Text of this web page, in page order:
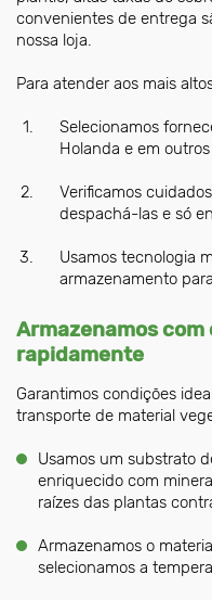
convenientes de entrega
nossa loja.
Para atender aos mais
Selecionamos
Holanda e em
Verificamos
despachá-las e só
Usamos tecnologia
armazenamento
Armazenamos
rapidamente
Garantimos condições
transporte de material
Usamos um substrato
enriquecido com
raízes das plantas
Armazenamos o
selecionamos a